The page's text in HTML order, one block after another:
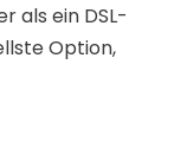
als ein DSL-
Option,